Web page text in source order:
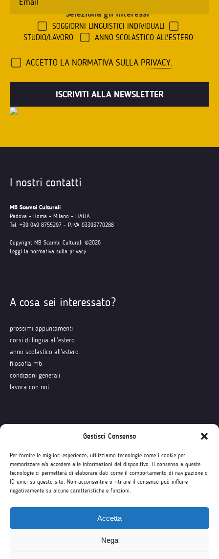
Gestisci Consenso
Per fornire le migliori esperienze, utilizziamo tecnologie come i cookie per
memorizzare e/o accedere alle informazioni del dispositivo. Il consenso a queste
tecnologie ci permetterà di elaborare dati come il comportamento di navigazione o
ID unici su questo sito. Non acconsentire o ritirare il consenso può influire
negativamente su alcune caratteristiche e funzioni.
Accetta
Nega
Seleziona gli interessi
SOGGIORNI LINGUISTICI INDIVIDUALI
STUDIO/LAVORO
ANNO SCOLASTICO ALL'ESTERO
ACCETTO LA NORMATIVA SULLA PRIVACY.
I nostri contatti
MB Scambi Culturali
Padova - Roma - Milano - ITALIA
Tel. +39 049 8755297 - P.IVA 03393770288
Copyright MB Scambi Culturali ©2026
Leggi la normativa sulla privacy
A cosa sei interessato?
prossimi appuntamenti
corsi di lingua all’estero
anno scolastico all’estero
filosofia mb
condizioni generali
lavora con noi